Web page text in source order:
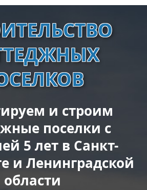
и строим
поселки с
5 лет в Санкт-
и Ленинградской
области